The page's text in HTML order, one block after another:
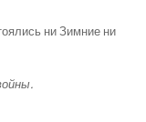
ни Зимние ни